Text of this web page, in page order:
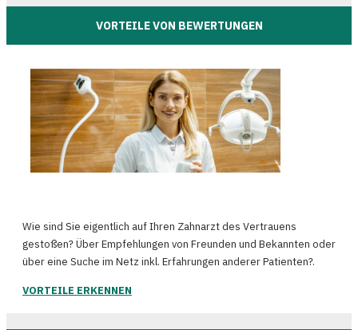
VORTEILE VON BEWERTUNGEN
Wie sind Sie eigentlich auf Ihren Zahnarzt des Vertrauens
gestoßen? Über Empfehlungen von Freunden und Bekannten oder
über eine Suche im Netz inkl. Erfahrungen anderer Patienten?.
VORTEILE ERKENNEN